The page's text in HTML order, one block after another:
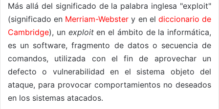
Más allá del significado de la palabra inglesa "exploit"
(significado en Merriam-Webster y en el diccionario de
Cambridge), un exploiten el ámbito de la informática,
es un software, fragmento de datos o secuencia de
comandos, utilizada con el fin de aprovechar un
defecto o vulnerabilidad en el sistema objeto del
ataque, para provocar comportamientos no deseados
en los sistemas atacados.